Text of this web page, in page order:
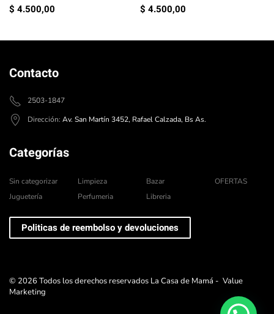
$ 4.500,00 $ 4.500,00
Contacto
2503-1847
Dirección: Av. San Martín 3452, Rafael Calzada, Bs As.
Categorías
Sin categorizar
Juguetería
Limpieza
Perfumeria
Bazar
Libreria
OFERTAS
Politicas de reembolso y devoluciones
© 2026 Todos los derechos reservados La Casa de Mamá - Value
Marketing